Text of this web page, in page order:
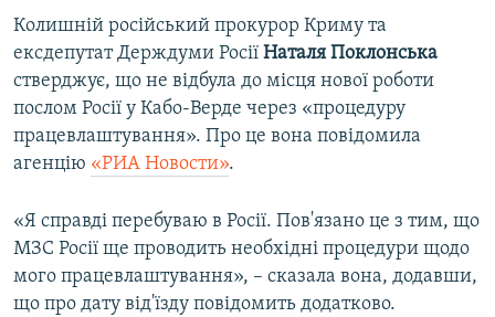
Усі сайти RFE/RL
Колишній російський прокурор Криму та
ексдепутат Держдуми Росії Наталя Поклонська
стверджує, що не відбула до місця нової роботи
послом Росії у Кабо-Верде через «процедуру
працевлаштування». Про це вона повідомила
агенцію «РИА Новости».
«Я справді перебуваю в Росії. Пов'язано це з тим, що
МЗС Росії ще проводить необхідні процедури щодо
мого працевлаштування», – сказала вона, додавши,
що про дату від'їзду повідомить додатково.